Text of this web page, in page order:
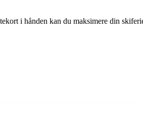
i hånden kan du maksimere din